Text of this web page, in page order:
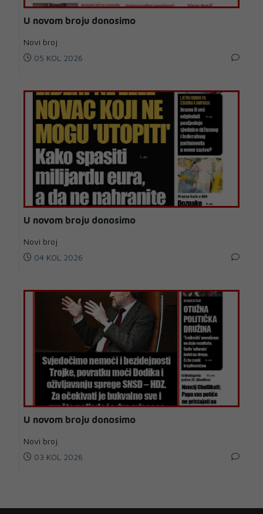
U novom broju donosimo
Novi broj
05 KOL 2026
U novom broju donosimo
Novi broj
04 KOL 2026
U novom broju donosimo
Novi broj
03 KOL 2026